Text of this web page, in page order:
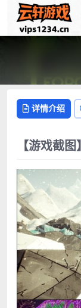
详情介绍
【游戏截图】